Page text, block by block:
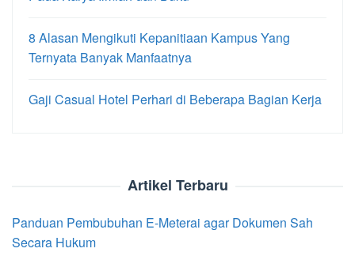
8 Alasan Mengikuti Kepanitiaan Kampus Yang
Ternyata Banyak Manfaatnya
Gaji Casual Hotel Perhari di Beberapa Bagian Kerja
Artikel Terbaru
Panduan Pembubuhan E-Meterai agar Dokumen Sah
Secara Hukum